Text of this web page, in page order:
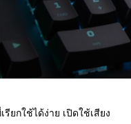
ยกใช้ได้ง่าย เปิดใช้เสียง